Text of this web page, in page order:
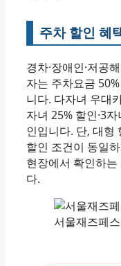
주차 할인 혜
경차·장애인·저공
자는 주차요금
니다. 다자녀 우대
자녀 25% 할인·3
인입니다. 단, 대형
할인 조건이 동일
현장에서 확인하는
다.
서울재즈페